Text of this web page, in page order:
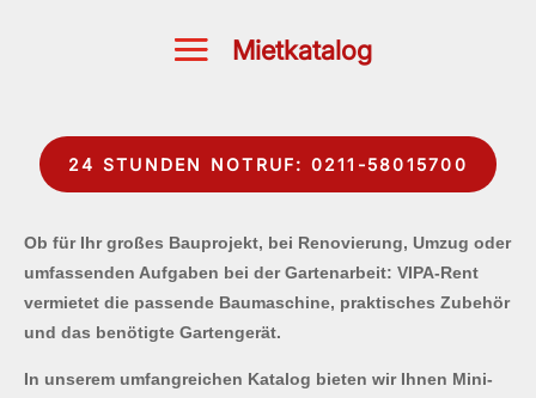
24 STUNDEN NOTRUF: 0211-58015700
Ob für Ihr großes Bauprojekt, bei Renovierung, Umzug oder
umfassenden Aufgaben bei der Gartenarbeit: VIPA-Rent
vermietet die passende Baumaschine, praktisches Zubehör
und das benötigte Gartengerät.
In unserem umfangreichen Katalog bieten wir Ihnen Mini-